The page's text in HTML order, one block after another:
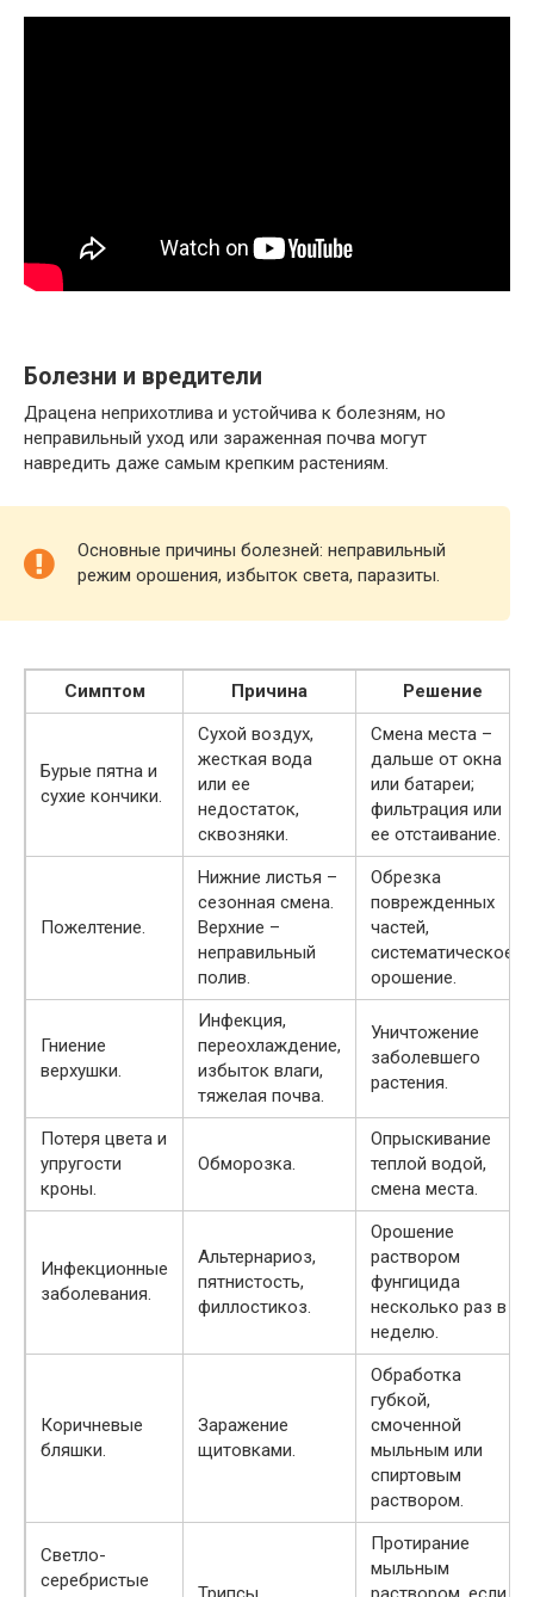
Болезни и вредители
Драцена неприхотлива и устойчива к болезням, но
неправильный уход или зараженная почва могут
навредить даже самым крепким растениям.
Основные причины болезней: неправильный
режим орошения, избыток света, паразиты.
Симптом Причина Решение
Бурые пятна и
сухие кончики.
Сухой воздух,
жесткая вода
или ее
недостаток,
сквозняки.
Смена места –
дальше от окна
или батареи;
фильтрация или
ее отстаивание.
Пожелтение.
Нижние листья –
сезонная смена.
Верхние –
неправильный
полив.
Обрезка
поврежденных
частей,
систематическое
орошение.
Гниение
верхушки.
Инфекция,
переохлаждение,
избыток влаги,
тяжелая почва.
Уничтожение
заболевшего
растения.
Потеря цвета и
упругости
кроны.
Обморозка.
Опрыскивание
теплой водой,
смена места.
Инфекционные
заболевания.
Альтернариоз,
пятнистость,
филлостикоз.
Орошение
раствором
фунгицида
несколько раз в
неделю.
Коричневые
бляшки.
Заражение
щитовками.
Обработка
губкой,
смоченной
мыльным или
спиртовым
раствором.
Светло-
серебристые
Протирание
мыльным